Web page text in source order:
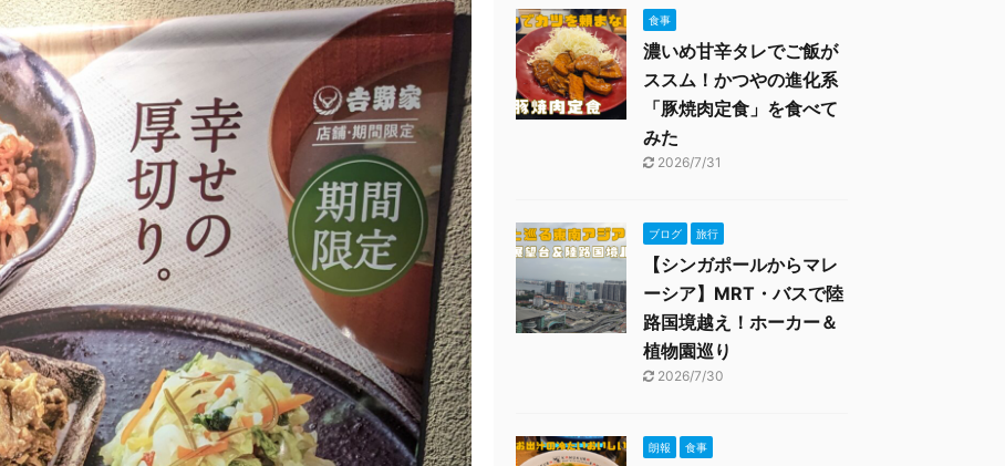
食事
濃いめ甘辛タレでご飯が
ススム！かつやの進化系
「豚焼肉定食」を食べて
みた
2026/7/31
ブログ 旅行
【シンガポールからマレ
ーシア】MRT・バスで陸
路国境越え！ホーカー＆
植物園巡り
2026/7/30
朗報 食事